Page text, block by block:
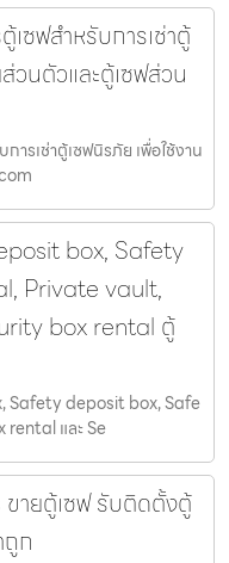
เซฟสำหรับการเช่าตู้
วนตัวและตู้เซฟส่วน
ารเช่าตู้เซฟนิรภัย เพื่อใช้งาน
box, Safety
Private vault,
box rental ตู้
Safety deposit box, Safe
และ Se
ขายตู้เซฟ รับติดตั้งตู้
ก